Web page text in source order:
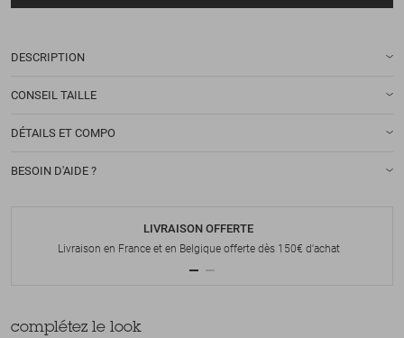
DESCRIPTION
CONSEIL TAILLE
DÉTAILS ET COMPO
BESOIN D'AIDE ?
LIVRAISON OFFERTE
Livraison en France et en Belgique offerte dès 150€ d'achat
complétez le look